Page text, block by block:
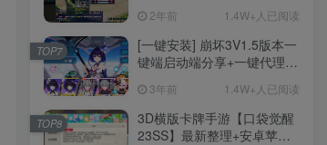
卡+剧情活动+视频搭建及其
他修改资料
2年前 1.4W+人已阅读
[一键安装] 崩坏3V1.5版本一
键端启动端分享+一键代理
ID+详细指令+极简一键修改
3年前 1.4W+人已阅读
TOP7
3D横版卡牌手游【口袋觉醒
23SS】最新整理+安卓苹果
TOP8